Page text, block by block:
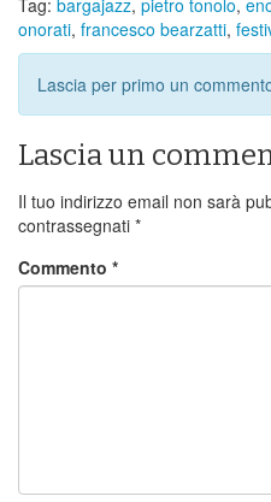
onorati, francesco bearzatti,
Lascia per primo un
Lascia un
Il tuo indirizzo email non sarà
contrassegnati *
Commento *